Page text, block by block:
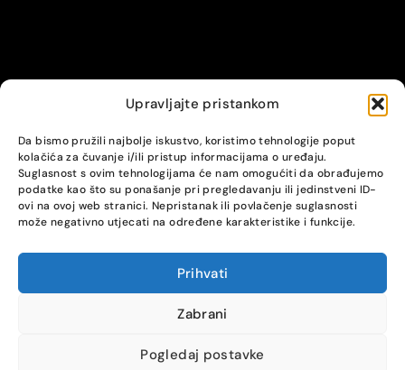
Upravljajte pristankom
Da bismo pružili najbolje iskustvo, koristimo tehnologije poput
kolačića za čuvanje i/ili pristup informacijama o uređaju.
Suglasnost s ovim tehnologijama će nam omogućiti da obrađujemo
podatke kao što su ponašanje pri pregledavanju ili jedinstveni ID-
ovi na ovoj web stranici. Nepristanak ili povlačenje suglasnosti
može negativno utjecati na određene karakteristike i funkcije.
Prihvati
Zabrani
Pogledaj postavke
© Alpha servis. All Rights Reserved.
COMPARE (0)